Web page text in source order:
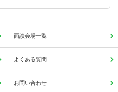
面談会場一覧
よくある質問
お問い合わせ